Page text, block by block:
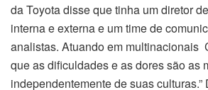
da Toyota disse que tinha um diretor
interna e externa e um time de
analistas. Atuando em multinacionais
que as dificuldades e as dores são as
independentemente de suas culturas.”